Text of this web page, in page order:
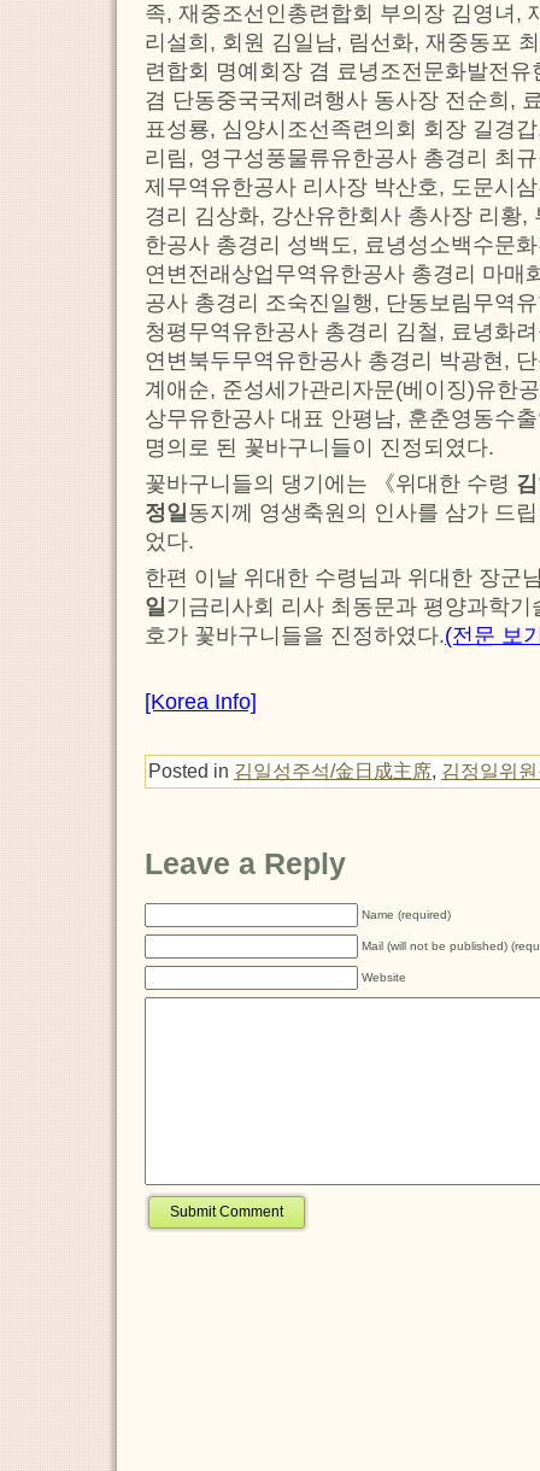
족, 재중조선인총련합회 부의장 김영녀,
리설희, 회원 김일남, 림선화, 재중동포
련합회 명예회장 겸 료녕조전문화발전
겸 단동중국국제려행사 동사장 전순희,
표성룡, 심양시조선족련의회 회장 길경
리림, 영구성풍물류유한공사 총경리 최
제무역유한공사 리사장 박산호, 도문시
경리 김상화, 강산유한회사 총사장 리황,
한공사 총경리 성백도, 료녕성소백수문
연변전래상업무역유한공사 총경리 마매
공사 총경리 조숙진일행, 단동보림무역
청평무역유한공사 총경리 김철, 료녕화
연변북두무역유한공사 총경리 박광현,
계애순, 준성세가관리자문(베이징)유한
상무유한공사 대표 안평남, 훈춘영동수
명의로 된 꽃바구니들이 진정되였다.
꽃바구니들의 댕기에는 《위대한 수령
정일동지께 영생축원의 인사를 삼가 드
었다.
한편 이날 위대한 수령님과 위대한 장군
일기금리사회 리사 최동문과 평양과학
호가 꽃바구니들을 진정하였다.(전문 보
[Korea Info]
Posted in 김일성주석/金日成主席, 김정일위
Leave a Reply
Name (required)
Mail (will not be published)
Website